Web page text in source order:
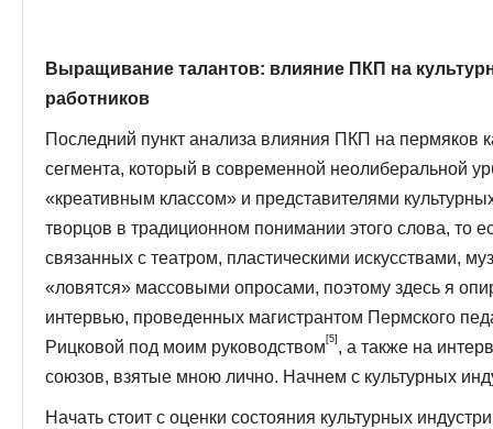
Выращивание талантов: влияние ПКП на
работников
Последний пункт анализа влияния ПКП на пермяков
сегмента, который в современной неолиберальной
«креативным классом» и представителями
творцов в традиционном понимании этого слова, то
связанных с театром, пластическими искусствами,
«ловятся» массовыми опросами, поэтому здесь я
интервью, проведенных магистрантом Пермского
Рицковой под моим руководством [5] , а также на
союзов, взятые мною лично. Начнем с культурных
Начать стоит с оценки состояния культурных